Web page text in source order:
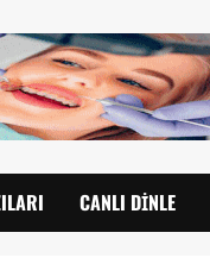
CANLI DINLE